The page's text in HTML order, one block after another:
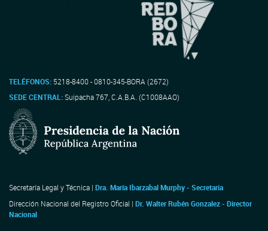
TELÉFONOS: 5218-8400 - 0810-345-BORA (2672)
SEDE CENTRAL:Suipacha 767, C.A.B.A. (C1008AAO)
Secretaría Legal y Técnica | Dra. María Ibarzabal Murphy - Secretaria
Dirección Nacional del Registro Oficial | Dr. Walter Rubén Gonzalez - Director
Nacional